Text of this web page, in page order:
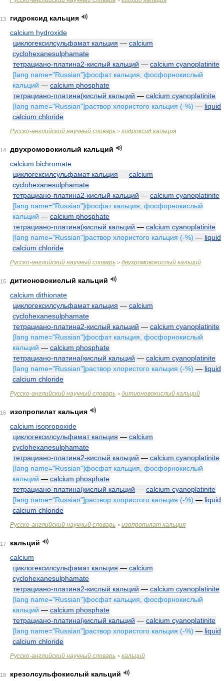
13
гидроксид кальция
calcium hydroxide
циклогексилсульфамат кальция — calcium
cyclohexanesulphamate
тетрациано-платина2-кислый кальций — calcium cyanoplatinite
[lang name="Russian"]фосфат кальция, фосфорнокислый
кальций — calcium phosphate
тетрациано-платина(кислый кальций — calcium cyanoplatinite
[lang name="Russian"]раствор хлористого кальция (-%) — liquid
calcium chloride
Русско-английский научный словарь > гидроксид кальция
14
двухромовокислый кальций
calcium bichromate
циклогексилсульфамат кальция — calcium
cyclohexanesulphamate
тетрациано-платина2-кислый кальций — calcium cyanoplatinite
[lang name="Russian"]фосфат кальция, фосфорнокислый
кальций — calcium phosphate
тетрациано-платина(кислый кальций — calcium cyanoplatinite
[lang name="Russian"]раствор хлористого кальция (-%) — liquid
calcium chloride
Русско-английский научный словарь > двухромовокислый кальций
15
дитионовокислый кальций
calcium dithionate
циклогексилсульфамат кальция — calcium
cyclohexanesulphamate
тетрациано-платина2-кислый кальций — calcium cyanoplatinite
[lang name="Russian"]фосфат кальция, фосфорнокислый
кальций — calcium phosphate
тетрациано-платина(кислый кальций — calcium cyanoplatinite
[lang name="Russian"]раствор хлористого кальция (-%) — liquid
calcium chloride
Русско-английский научный словарь > дитионовокислый кальций
16
изопропилат кальция
calcium isopropoxide
циклогексилсульфамат кальция — calcium
cyclohexanesulphamate
тетрациано-платина2-кислый кальций — calcium cyanoplatinite
[lang name="Russian"]фосфат кальция, фосфорнокислый
кальций — calcium phosphate
тетрациано-платина(кислый кальций — calcium cyanoplatinite
[lang name="Russian"]раствор хлористого кальция (-%) — liquid
calcium chloride
Русско-английский научный словарь > изопропилат кальция
17
кальций
calcium
циклогексилсульфамат кальция — calcium
cyclohexanesulphamate
тетрациано-платина2-кислый кальций — calcium cyanoplatinite
[lang name="Russian"]фосфат кальция, фосфорнокислый
кальций — calcium phosphate
тетрациано-платина(кислый кальций — calcium cyanoplatinite
[lang name="Russian"]раствор хлористого кальция (-%) — liquid
calcium chloride
Русско-английский научный словарь > кальций
18
крезолсульфокислый кальций